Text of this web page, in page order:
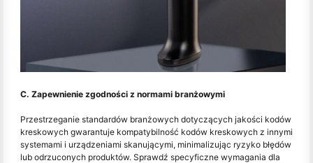
C. Zapewnienie zgodności z normami branżowymi
Przestrzeganie standardów branżowych dotyczących jakości kodów
kreskowych gwarantuje kompatybilność kodów kreskowych z innymi
systemami i urządzeniami skanującymi, minimalizując ryzyko błędów
lub odrzuconych produktów. Sprawdź specyficzne wymagania dla